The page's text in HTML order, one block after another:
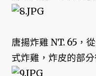
唐揚炸雞 NT. 65，
式炸雞，炸皮的部